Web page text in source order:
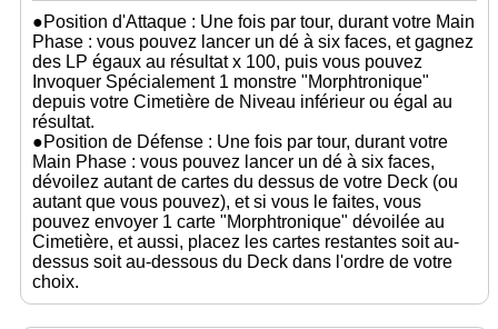
●Position d'Attaque : Une fois par tour, durant votre Main
Phase : vous pouvez lancer un dé à six faces, et gagnez
des LP égaux au résultat x 100, puis vous pouvez
Invoquer Spécialement 1 monstre "Morphtronique"
depuis votre Cimetière de Niveau inférieur ou égal au
résultat.
●Position de Défense : Une fois par tour, durant votre
Main Phase : vous pouvez lancer un dé à six faces,
dévoilez autant de cartes du dessus de votre Deck (ou
autant que vous pouvez), et si vous le faites, vous
pouvez envoyer 1 carte "Morphtronique" dévoilée au
Cimetière, et aussi, placez les cartes restantes soit au-
dessus soit au-dessous du Deck dans l'ordre de votre
choix.